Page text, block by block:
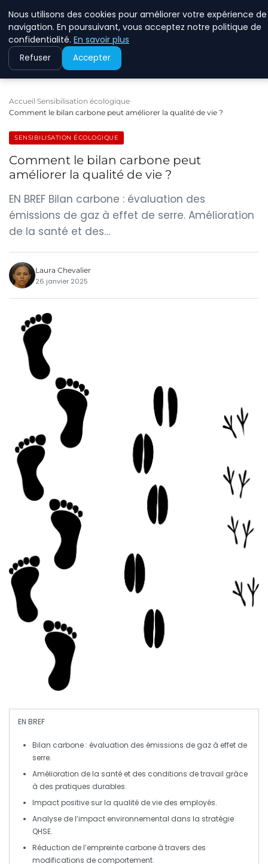
Accueil Sensibilisation écologique
Comment le bilan carbone peut améliorer la qualité de vie ?
SENSIBILISATION ÉCOLOGIQUE
Comment le bilan carbone peut
améliorer la qualité de vie ?
EN BREF Bilan carbone : évaluation des
émissions de gaz à effet de serre. Amélioration
de la santé et des…
Laura Chevalier
26 janvier 2025
EN BREF
Bilan carbone : évaluation des émissions de gaz à effet de
serre.
Amélioration de la santé et des conditions de travail grâce
à des pratiques durables.
Impact positive sur la qualité de vie des employés.
Analyse de l’impact environnemental dans la stratégie
QHSE.
Réduction de l’empreinte carbone à travers des
modifications de comportement.
Nous utilisons des cookies pour améliorer votre expérience de
navigation. En poursuivant, vous acceptez notre politique de
confidentialité. En savoir plus
Refuser Accepter